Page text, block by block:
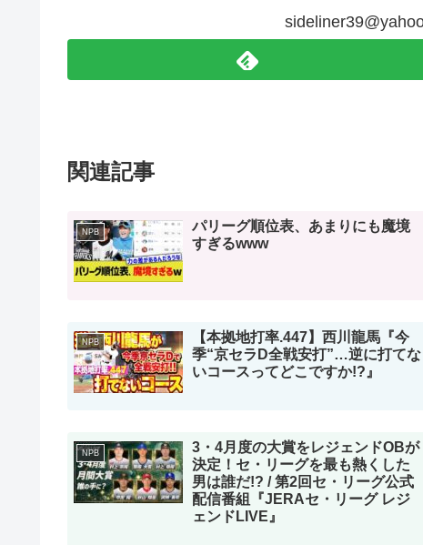
関連記事
NPB
パリーグ順位表、あまりにも魔境
すぎるwww
NPB
【本拠地打率.447】西川龍馬『今
季“京セラD全戦安打”…逆に打てな
いコースってどこですか!?』
NPB
3・4月度の大賞をレジェンドOBが
決定！セ・リーグを最も熱くした
男は誰だ!? / 第2回セ・リーグ公式
配信番組『JERAセ・リーグ レジ
ェンドLIVE』